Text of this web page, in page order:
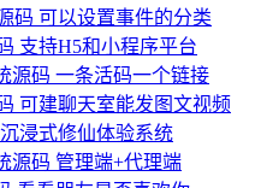
码 可以设置事件的分类
支持H5和小程序平台
源码 一条活码一个链接
可建聊天室能发图文视频
浸式修仙体验系统
源码 管理端+代理端